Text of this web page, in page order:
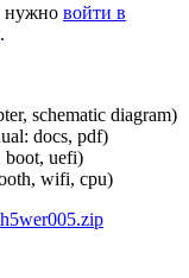
нужно войти в
.
schematic diagram)
docs, pdf)
boot, uefi)
wifi, cpu)